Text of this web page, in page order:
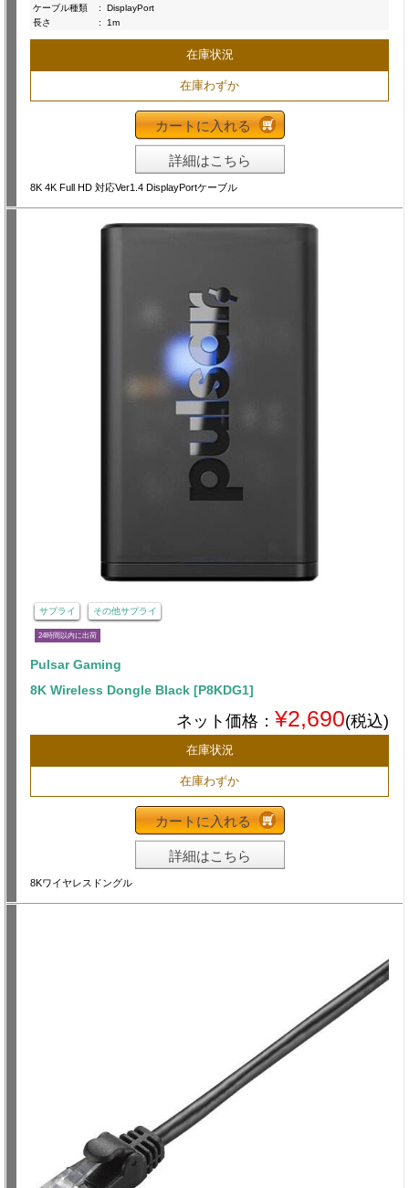
ケーブル種類
:
DisplayPort
長さ
: 1m
在庫状況
在庫わずか
カートに入れる
詳細はこちら
8K 4K Full HD 対応Ver1.4 DisplayPortケーブル
サプライ その他サプライ
24時間以内に出荷
Pulsar Gaming
8K Wireless Dongle Black [P8KDG1]
ネット価格： ¥2,690(税込)
在庫状況
在庫わずか
カートに入れる
詳細はこちら
8Kワイヤレスドングル